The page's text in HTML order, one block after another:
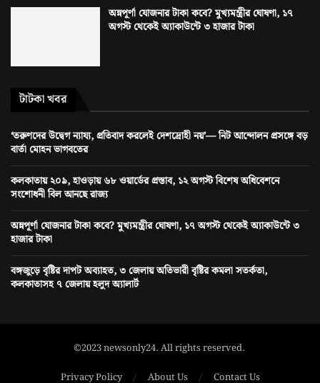
অন্নপূর্ণা যোজনার টাকা কবে? মুখ্যমন্ত্রীর ঘোষণা, ১৭
অগস্ট থেকেই অ্যাকাউন্টে ৩ হাজার টাকা
টাটকা খবর
‘তরুণদের উদ্বেগ ন্যায্য, প্রতিবাদ করলেই দেশদ্রোহী নয়’— নিট আন্দোলন প্রসঙ্গে বড়
বার্তা মোহন ভাগবতের
কলকাতায় ২০৯, হাওড়ায় ৬৮ ওয়ার্ডের প্রস্তাব, ১২ অগস্ট বিশেষ অধিবেশনে
সংশোধনী বিল আনছে রাজ্য
অন্নপূর্ণা যোজনার টাকা কবে? মুখ্যমন্ত্রীর ঘোষণা, ১৭ অগস্ট থেকেই অ্যাকাউন্টে ৩
হাজার টাকা
বঙ্গজুড়ে বৃষ্টির দাপট অব্যাহত, ৩ জেলায় অতিভারী বৃষ্টির কমলা সতর্কতা,
কলকাতাসহ ৭ জেলায় হলুদ অ্যালার্ট
©2023 newsonly24. All rights reserved.
Privacy Policy
About Us Contact Us